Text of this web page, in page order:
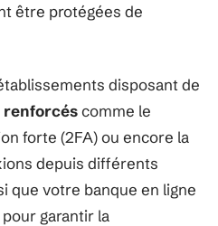
être protégées de
disposant de
renforcéscomme le
forte (2FA) ou encore la
depuis différents
que votre banque en ligne
pour garantir la